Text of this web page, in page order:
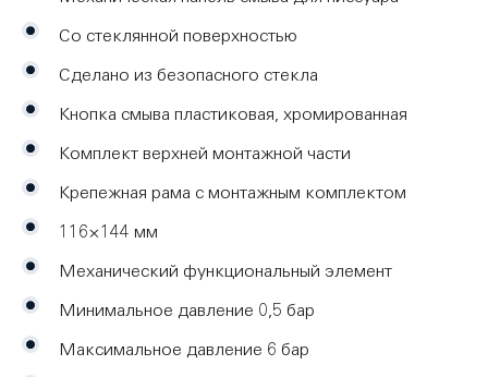
Со стеклянной поверхностью
Сделано из безопасного стекла
Кнопка смыва пластиковая, хромированная
Комплект верхней монтажной части
Крепежная рама с монтажным комплектом
116×144 мм
Механический функциональный элемент
Минимальное давление 0,5 бар
Максимальное давление 6 бар